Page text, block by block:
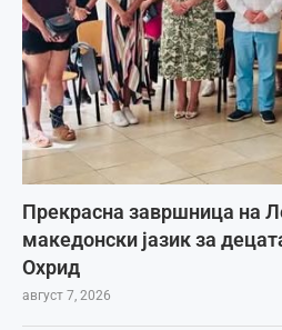
Прекрасна завршница на
македонски јазик за
Охрид
август 7, 2026